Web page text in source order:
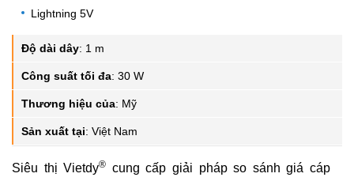
Lightning 5V
Độ dài dây: 1 m
Công suất tối đa: 30 W
Thương hiệu của: Mỹ
Sản xuất tại: Việt Nam
Siêu thị Vietdy® cung cấp giải pháp so sánh giá cáp